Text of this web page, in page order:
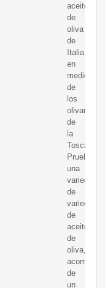
aceite
de
oliva
de
Italia
en
medio
de
los
olivares
de
la
Toscana.
Pruebe
una
variedad
de
variedades
de
aceite
de
oliva,
de
un